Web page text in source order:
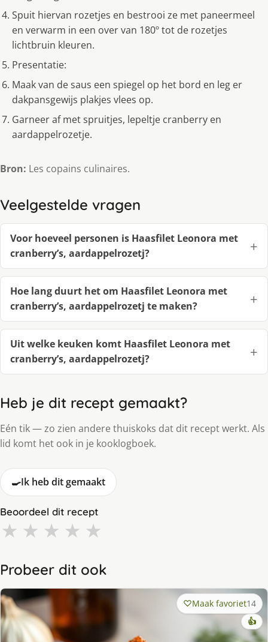
Spuit hiervan rozetjes en bestrooi ze met paneermeel
en verwarm in een over van 180º tot de rozetjes
lichtbruin kleuren.
Presentatie:
Maak van de saus een spiegel op het bord en leg er
dakpansgewijs plakjes vlees op.
Garneer af met spruitjes, lepeltje cranberry en
aardappelrozetje.
Bron: Les copains culinaires.
Veelgestelde vragen
Voor hoeveel personen is Haasfilet Leonora met
cranberry’s, aardappelrozetj?
Hoe lang duurt het om Haasfilet Leonora met
cranberry’s, aardappelrozetj te maken?
Uit welke keuken komt Haasfilet Leonora met
cranberry’s, aardappelrozetj?
Heb je dit recept gemaakt?
Eén tik — zo zien andere thuiskoks dat dit recept werkt. Als
lid komt het ook in je kooklogboek.
🍳Ik heb dit gemaakt
Beoordeel dit recept
★ ★ ★ ★ ★
Probeer dit ook
Maak favoriet14
👍